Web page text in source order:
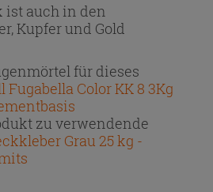
ist auch in den
Kupfer und Gold
für dieses
Fugabella Color KK 8 3Kg
zu verwendende
Grau 25 kg -